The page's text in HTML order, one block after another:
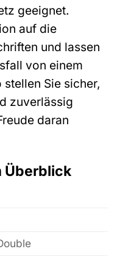
geeignet.
auf die
und lassen
von einem
Sie sicher,
zuverlässig
daran
Überblick